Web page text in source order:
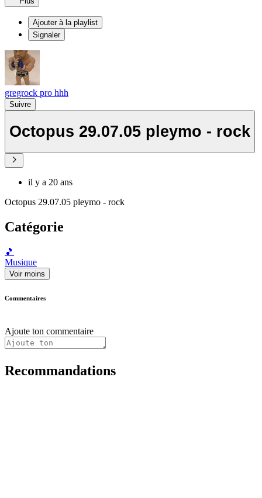
Ajouter à la playlist
Signaler
gregrock pro hhh
Suivre
Octopus 29.07.05 pleymo - rock
il y a 20 ans
Octopus 29.07.05 pleymo - rock
Catégorie
🎵
Musique
Voir moins
Commentaires
Ajoute ton commentaire
Recommandations